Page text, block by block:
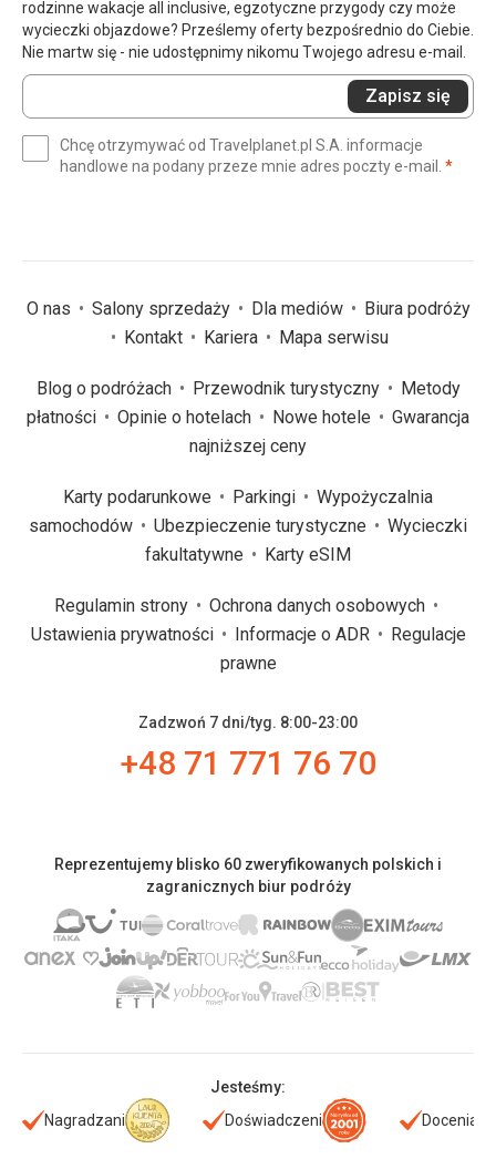
rodzinne wakacje all inclusive, egzotyczne przygody czy może
wycieczki objazdowe? Prześlemy oferty bezpośrednio do Ciebie.
Nie martw się - nie udostępnimy nikomu Twojego adresu e-mail.
Wprowadź
swój
(wymagane)
Zapisz się
Chcę otrzymywać od Travelplanet.pl S.A. informacje
handlowe na podany przeze mnie adres poczty e-mail. *
O nas Salony sprzedaży Dla mediów
Biura podróży
Kontakt
Kariera Mapa serwisu
Blog o podróżach Przewodnik turystyczny
Metody
płatności
Opinie o hotelach Nowe hotele
Gwarancja
najniższej ceny
Karty podarunkowe Parkingi
Wypożyczalnia
samochodów
Ubezpieczenie turystyczne
Wycieczki
fakultatywne
Karty eSIM
Regulamin strony
Ochrona danych osobowych
Ustawienia prywatności
Informacje o ADR
Regulacje
prawne
Zadzwoń 7 dni/tyg. 8:00-23:00
+48 71 771 76 70
Reprezentujemy blisko 60 zweryfikowanych polskich i
zagranicznych biur podróży
Jesteśmy:
Nagradzani
Doświadczeni Doceniani